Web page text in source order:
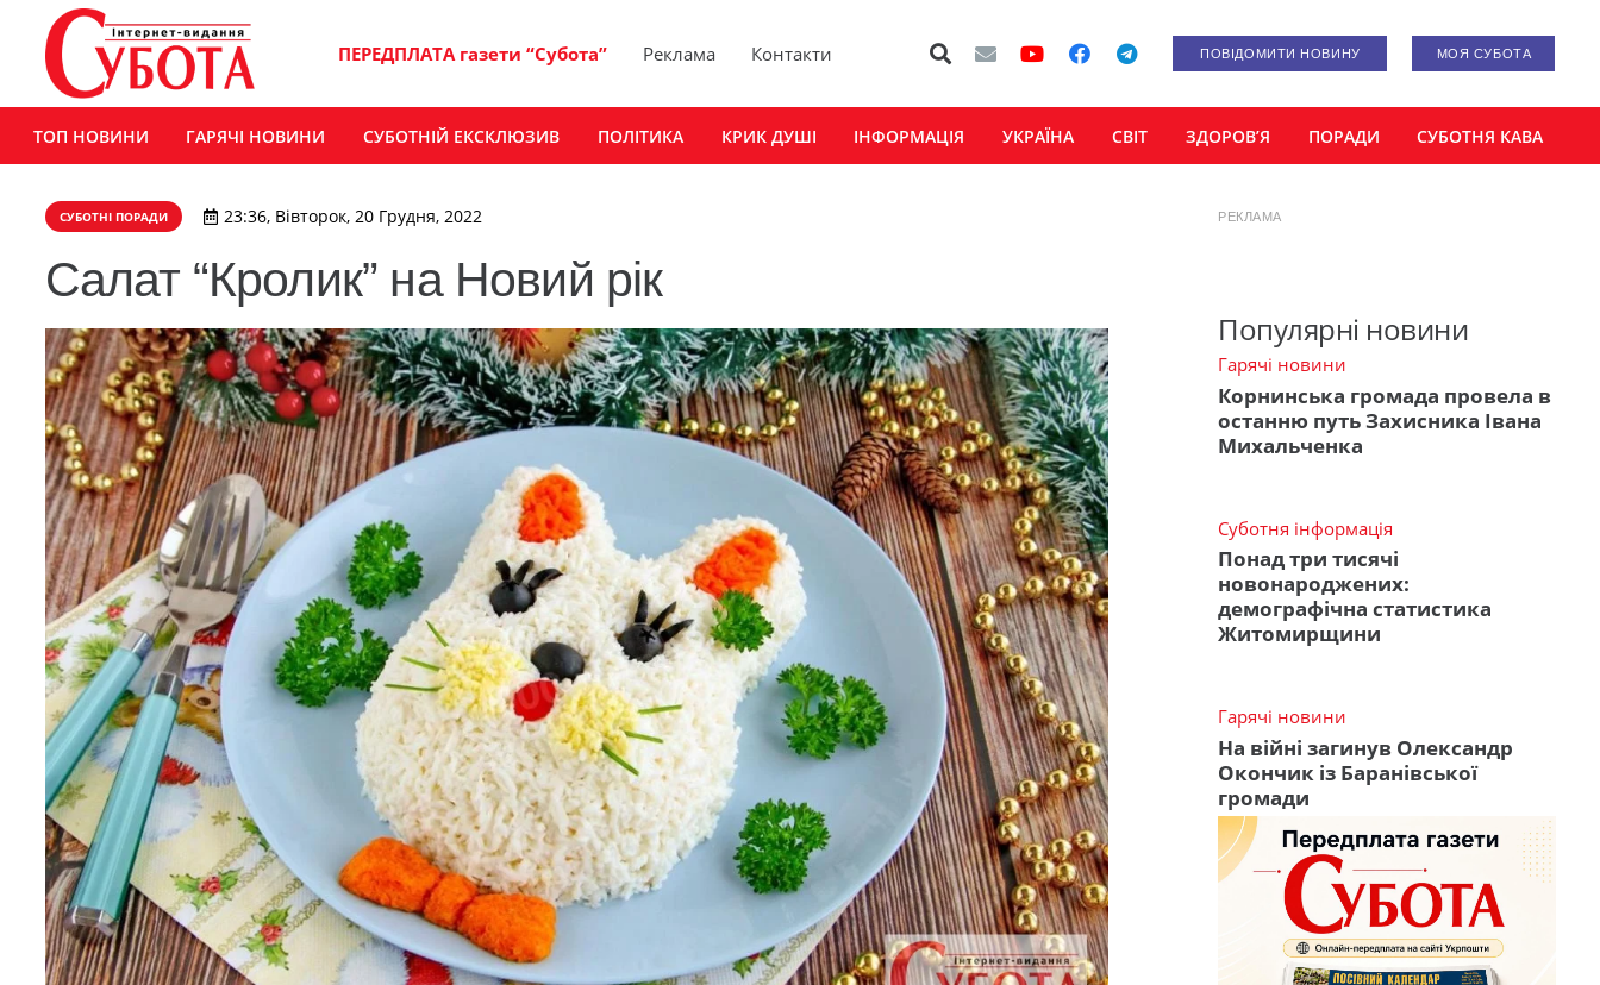
ПЕРЕДПЛАТА газети “Субота” Реклама Контакти ПОВІДОМИТИ НОВИНУ МОЯ СУБОТА
ТОП НОВИНИ ГАРЯЧІ НОВИНИ СУБОТНІЙ ЕКСКЛЮЗИВ ПОЛІТИКА КРИК ДУШІ ІНФОРМАЦІЯ УКРАЇНА СВІТ ЗДОРОВ’Я ПОРАДИ СУБОТНЯ КАВА
СУБОТНІ ПОРАДИ 23:36, Вівторок, 20 Грудня, 2022
Салат “Кролик” на Новий рік
РЕКЛАМА
Популярні новини
Гарячі новини
Корнинська громада провела в
останню путь Захисника Івана
Михальченка
Суботня інформація
Понад три тисячі
новонароджених:
демографічна статистика
Житомирщини
Гарячі новини
На війні загинув Олександр
Окончик із Баранівської
громади